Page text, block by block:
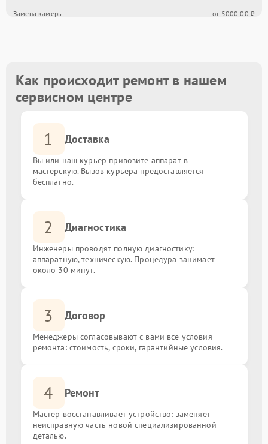
Замена камеры от 5000.00 ₽
Обновление прошивки
Замена корпусных элементов
Ремонт механизма подставки/наклона
Как происходит ремонт в нашем
сервисном центре
1 Доставка
Вы или наш курьер привозите аппарат в
мастерскую. Вызов курьера предоставляется
бесплатно.
2 Диагностика
Инженеры проводят полную диагностику:
аппаратную, техническую. Процедура занимает
около 30 минут.
3 Договор
Менеджеры согласовывают с вами все условия
ремонта: стоимость, сроки, гарантийные условия.
4 Ремонт
Мастер восстанавливает устройство: заменяет
неисправную часть новой специализированной
деталью.